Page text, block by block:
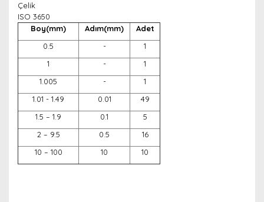
Çelik
ISO 3650
Boy(mm)
Adım(mm)
Adet
0.5
-
1
1
-
1
1.005
-
1
1.01 - 1.49
0.01
49
1.5 – 1.9
0.1
5
2 – 9.5
0.5
16
10 – 100
10 10